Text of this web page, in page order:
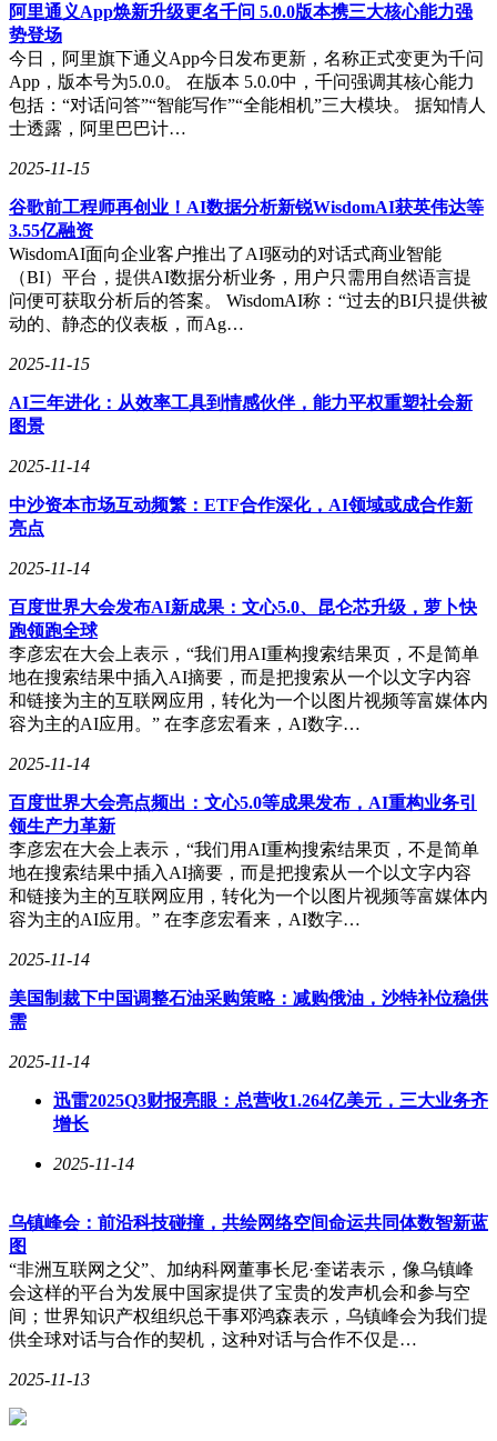
此次“信号飞跃”行动还将进一步提升高铁运营的智能化水平，
为高铁安全、高效、便捷的运营提供有力的技术支持。随着
5G网络的全面覆盖，高铁运营将实现更加精准的调度和管
理，乘客的出行体验也将得到进一步的提升。
阿里通义App焕新升级更名千问 5.0.0版本携三大核心能力强
势登场
今日，阿里旗下通义App今日发布更新，名称正式变更为千问
App，版本号为5.0.0。 在版本 5.0.0中，千问强调其核心能力
包括：“对话问答”“智能写作”“全能相机”三大模块。 据知情人
士透露，阿里巴巴计…
2025-11-15
谷歌前工程师再创业！AI数据分析新锐WisdomAI获英伟达等
3.55亿融资
WisdomAI面向企业客户推出了AI驱动的对话式商业智能
（BI）平台，提供AI数据分析业务，用户只需用自然语言提
问便可获取分析后的答案。 WisdomAI称：“过去的BI只提供被
动的、静态的仪表板，而Ag…
2025-11-15
AI三年进化：从效率工具到情感伙伴，能力平权重塑社会新
图景
2025-11-14
中沙资本市场互动频繁：ETF合作深化，AI领域或成合作新
亮点
2025-11-14
百度世界大会发布AI新成果：文心5.0、昆仑芯升级，萝卜快
跑领跑全球
李彦宏在大会上表示，“我们用AI重构搜索结果页，不是简单
地在搜索结果中插入AI摘要，而是把搜索从一个以文字内容
和链接为主的互联网应用，转化为一个以图片视频等富媒体内
容为主的AI应用。” 在李彦宏看来，AI数字…
2025-11-14
百度世界大会亮点频出：文心5.0等成果发布，AI重构业务引
领生产力革新
李彦宏在大会上表示，“我们用AI重构搜索结果页，不是简单
地在搜索结果中插入AI摘要，而是把搜索从一个以文字内容
和链接为主的互联网应用，转化为一个以图片视频等富媒体内
容为主的AI应用。” 在李彦宏看来，AI数字…
2025-11-14
美国制裁下中国调整石油采购策略：减购俄油，沙特补位稳供
需
2025-11-14
迅雷2025Q3财报亮眼：总营收1.264亿美元，三大业务齐
增长
2025-11-14
乌镇峰会：前沿科技碰撞，共绘网络空间命运共同体数智新蓝
图
“非洲互联网之父”、加纳科网董事长尼·奎诺表示，像乌镇峰
会这样的平台为发展中国家提供了宝贵的发声机会和参与空
间；世界知识产权组织总干事邓鸿森表示，乌镇峰会为我们提
供全球对话与合作的契机，这种对话与合作不仅是…
2025-11-13